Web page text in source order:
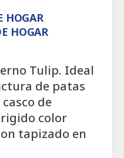
HOGAR
HOGAR
Tulip. Ideal
de patas
de
color
tapizado en